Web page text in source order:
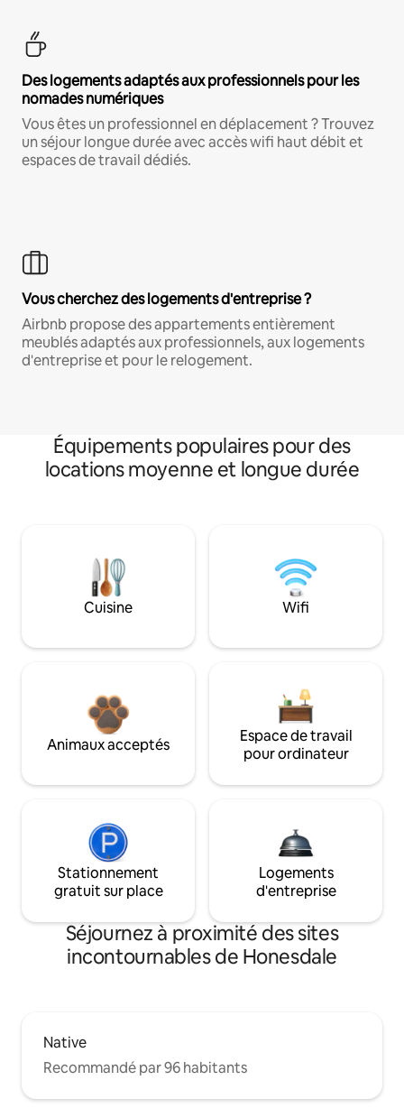
Des logements adaptés aux professionnels pour les
nomades numériques
Vous êtes un professionnel en déplacement ? Trouvez
un séjour longue durée avec accès wifi haut débit et
espaces de travail dédiés.
Vous cherchez des logements d'entreprise ?
Airbnb propose des appartements entièrement
meublés adaptés aux professionnels, aux logements
d'entreprise et pour le relogement.
Équipements populaires pour des
locations moyenne et longue durée
Cuisine Wifi
Animaux acceptés
Espace de travail
pour ordinateur
Stationnement
gratuit sur place
Logements
d'entreprise
Séjournez à proximité des sites
incontournables de Honesdale
Native
Recommandé par 96 habitants